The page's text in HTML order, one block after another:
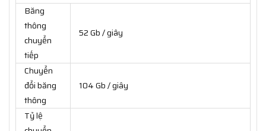
Băng
thông
chuyển
tiếp
52 Gb / giây
Chuyển
đổi băng
thông
104 Gb / giây
Tỷ lệ